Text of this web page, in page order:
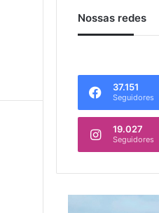
Nossas redes
37.151
Seguidores
19.027
Seguidores